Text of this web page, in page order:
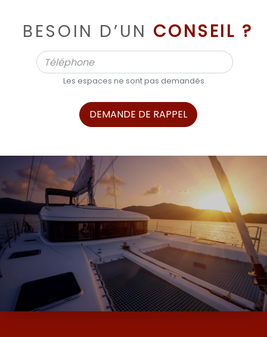
BESOIN D’UN CONSEIL ?
Les espaces ne sont pas demandés.
DEMANDE DE RAPPEL
ALPHA BOATS, L’EXPERT DES BATEAUX
D’OCCASION ET NEUF AVEC SES MARQUES
DE MOODY ET MILLIKAN…